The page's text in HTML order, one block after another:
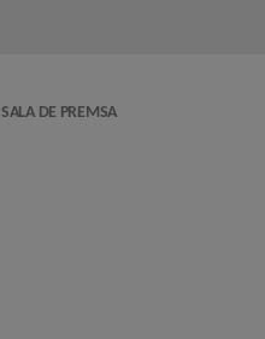
SALA DE PREMSA